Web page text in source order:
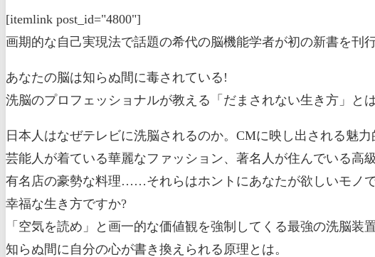
[itemlink post_id="4800"]
画期的な自己実現法で話題の希代の脳機能学者が初の新書を刊
あなたの脳は知らぬ間に毒されている!
洗脳のプロフェッショナルが教える「だまされない生き方」と
日本人はなぜテレビに洗脳されるのか。CMに映し出される魅力
芸能人が着ている華麗なファッション、著名人が住んでいる高
有名店の豪勢な料理……それらはホントにあなたが欲しいモノ
幸福な生き方ですか?
「空気を読め」と画一的な価値観を強制してくる最強の洗脳装
知らぬ間に自分の心が書き換えられる原理とは。